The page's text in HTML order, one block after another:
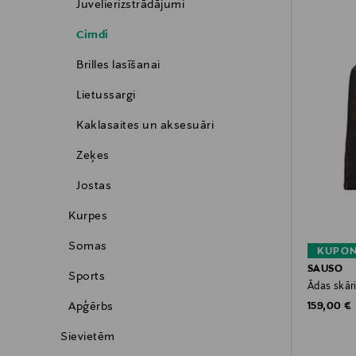
Juvelierizstrādājumi
Cimdi
Brilles lasīšanai
Lietussargi
Kaklasaites un aksesuāri
Zeķes
Jostas
Kurpes
Somas
Sports
Apģērbs
Sievietēm
SAUSO
Ādas
Original
159,00 €